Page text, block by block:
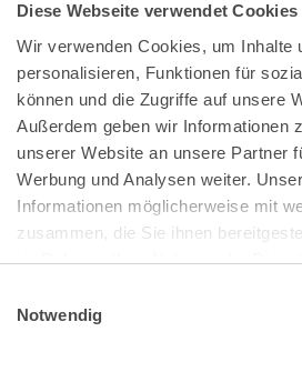
Diese Webseite verwendet Cookies
Wir verwenden Cookies, um Inhalte
personalisieren, Funktionen für
können und die Zugriffe auf unsere
Außerdem geben wir Informationen
unserer Website an unsere Partner
Werbung und Analysen weiter.
Informationen möglicherweise mit
zusammen, die Sie ihnen
im Rahmen Ihrer Nutzung der
Impressum
Notwendig
Bundeskanzlerplatz 2
53113 Bonn
Pressemitteilungen|AGB
Impressum|Datenschutz